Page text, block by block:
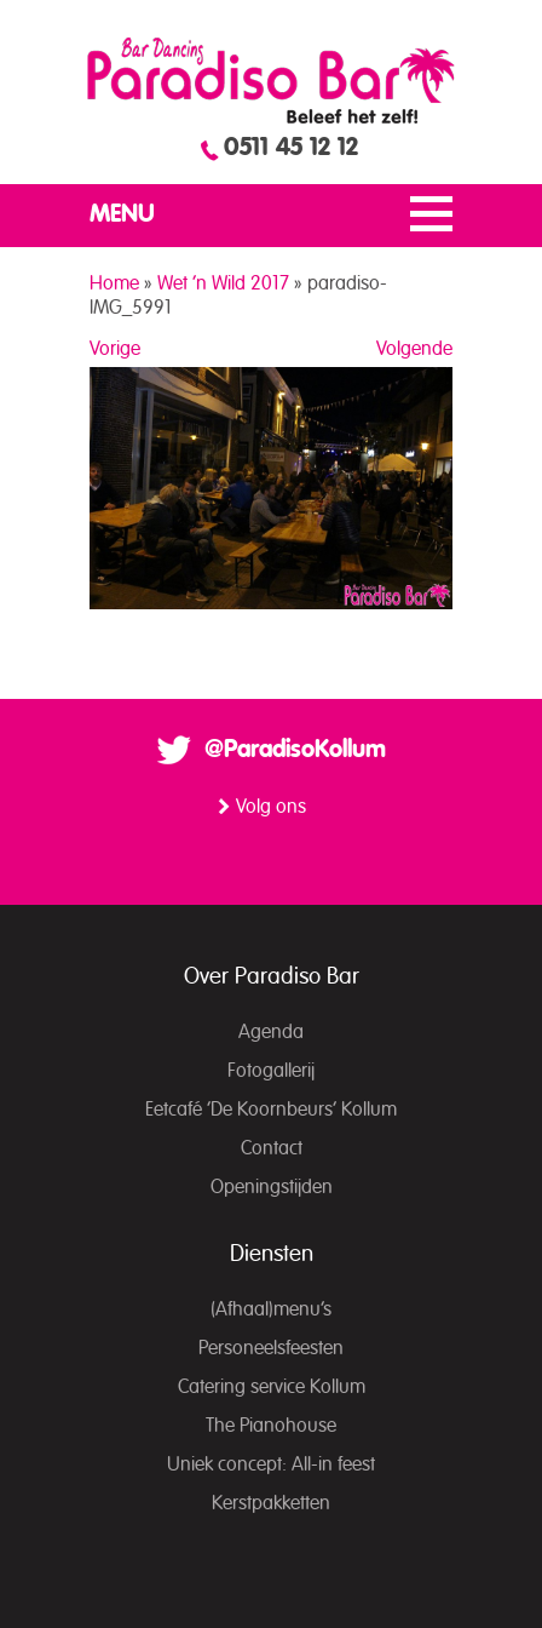
0511 45 12 12
MENU
Home » Wet ’n Wild 2017 » paradiso-
IMG_5991
Volgende
Vorige
@ParadisoKollum
Volg ons
Over Paradiso Bar
Agenda
Fotogallerij
Eetcafé ‘De Koornbeurs’ Kollum
Contact
Openingstijden
Diensten
(Afhaal)menu’s
Personeelsfeesten
Catering service Kollum
The Pianohouse
Uniek concept: All-in feest
Kerstpakketten